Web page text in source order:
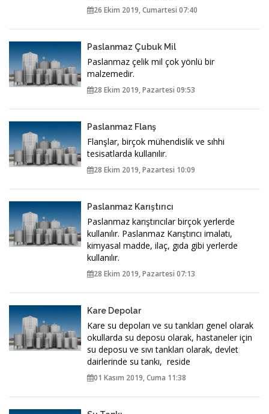
26 Ekim 2019, Cumartesi 07:40
Paslanmaz Çubuk Mil
Paslanmaz çelik mil çok yönlü bir
malzemedir.
28 Ekim 2019, Pazartesi 09:53
Paslanmaz Flanş
Flanşlar, birçok mühendislik ve sıhhi
tesisatlarda kullanılır.
28 Ekim 2019, Pazartesi 10:09
Paslanmaz Karıştırıcı
Paslanmaz karıştırıcılar birçok yerlerde
kullanılır. Paslanmaz Karıştırıcı imalatı,
kimyasal madde, ilaç, gıda gibi yerlerde
kullanılır.
28 Ekim 2019, Pazartesi 07:13
Kare Depolar
Kare su depoları ve su tankları genel olarak
okullarda su deposu olarak, hastaneler için
su deposu ve sıvı tankları olarak, devlet
dairlerinde su tankı, reside
01 Kasım 2019, Cuma 11:38